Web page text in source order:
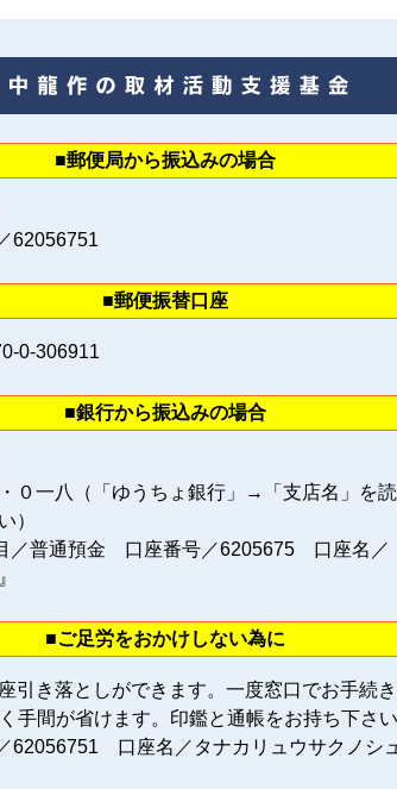
■郵便局から振込みの場合
62056751
■郵便振替口座
■銀行から振込みの場合
０一八（「ゆうちょ銀行」→「支店名」を
）
／普通預金 口座番号／6205675 口座名／
■ご足労をおかけしない為に
引き落としができます。一度窓口でお手続
手間が省けます。印鑑と通帳をお持ち下さい
口座名／タナカリュウサクノシ